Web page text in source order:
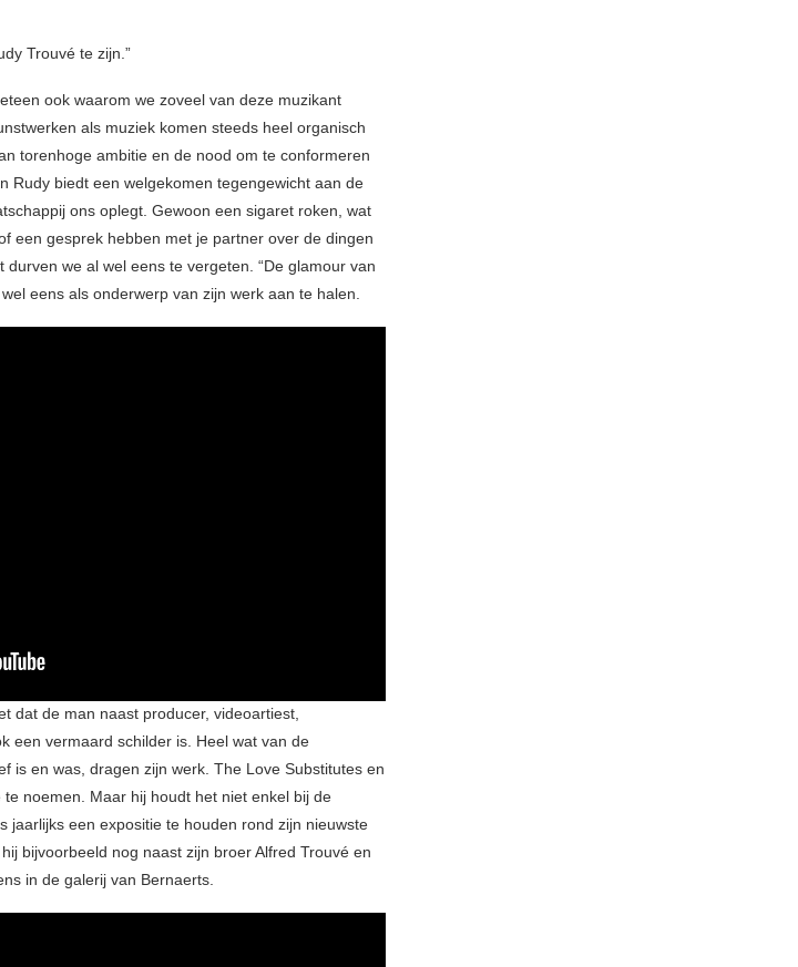
Trouvé te zijn.”
ook waarom we zoveel van deze muzikant
als muziek komen steeds heel organisch
torenhoge ambitie en de nood om te conformeren
Rudy biedt een welgekomen tegengewicht aan de
ons oplegt. Gewoon een sigaret roken, wat
een gesprek hebben met je partner over de dingen
we al wel eens te vergeten. “De glamour van
eens als onderwerp van zijn werk aan te halen.
dat de man naast producer, videoartiest,
een vermaard schilder is. Heel wat van de
is en was, dragen zijn werk. The Love Substitutes en
noemen. Maar hij houdt het niet enkel bij de
jaarlijks een expositie te houden rond zijn nieuwste
bijvoorbeeld nog naast zijn broer Alfred Trouvé en
in de galerij van Bernaerts.